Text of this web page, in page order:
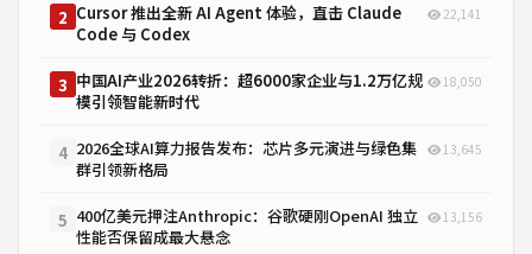
2 Cursor 推出全新 AI Agent 体验，直击 Claude
Code 与 Codex
22,141
3 中国AI产业2026转折：超6000家企业与1.2万亿规
模引领智能新时代
18,050
4 2026全球AI算力报告发布：芯片多元演进与绿色集
群引领新格局
13,645
5 400亿美元押注Anthropic：谷歌硬刚OpenAI 独立
性能否保留成最大悬念
13,156